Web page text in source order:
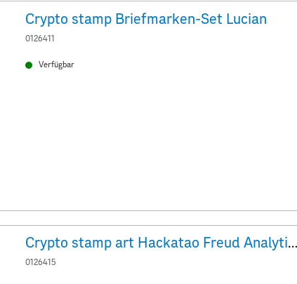
Crypto stamp Briefmarken-Set Lucian
0126411
Verfügbar
Crypto stamp art Hackatao Freud Analytiker
0126415